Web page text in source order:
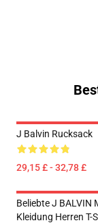
J Balvin Rucksack
29,15 £ - 32,78 £
Beliebte J BALVIN
Kleidung Herren T-